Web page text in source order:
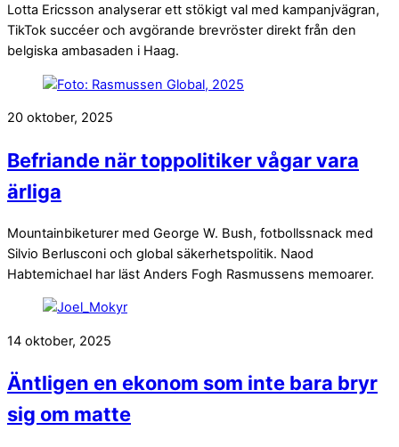
Lotta Ericsson analyserar ett stökigt val med kampanjvägran,
TikTok succéer och avgörande brevröster direkt från den
belgiska ambasaden i Haag.
20 oktober, 2025
Befriande när toppolitiker vågar vara
ärliga
Mountainbiketurer med George W. Bush, fotbollssnack med
Silvio Berlusconi och global säkerhetspolitik. Naod
Habtemichael har läst Anders Fogh Rasmussens memoarer.
14 oktober, 2025
Äntligen en ekonom som inte bara bryr
sig om matte